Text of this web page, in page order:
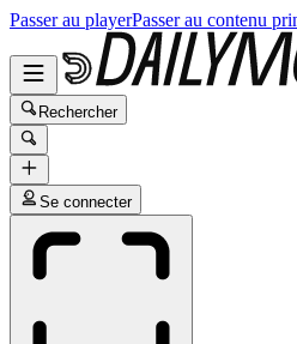
Passer au playerPasser au contenu
Rechercher
Se connecter